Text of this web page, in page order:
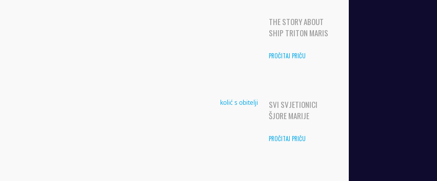
THE STORY ABOUT
SHIP TRITON MARIS
PROČITAJ PRIČU
SVI SVJETIONICI
ŠJORE MARIJE
PROČITAJ PRIČU